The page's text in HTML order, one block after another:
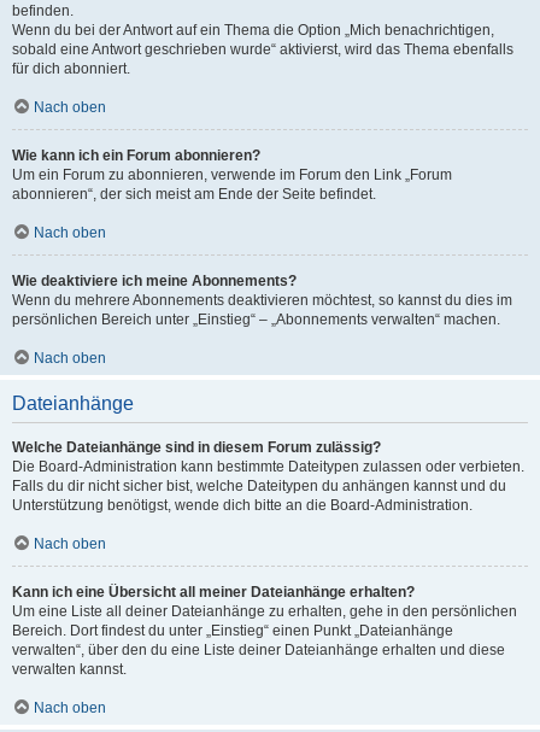
befinden.
Wenn du bei der Antwort auf ein Thema die Option „Mich benachrichtigen,
sobald eine Antwort geschrieben wurde“ aktivierst, wird das Thema ebenfalls
für dich abonniert.
Nach oben
Wie kann ich ein Forum abonnieren?
Um ein Forum zu abonnieren, verwende im Forum den Link „Forum
abonnieren“, der sich meist am Ende der Seite befindet.
Nach oben
Wie deaktiviere ich meine Abonnements?
Wenn du mehrere Abonnements deaktivieren möchtest, so kannst du dies im
persönlichen Bereich unter „Einstieg“ – „Abonnements verwalten“ machen.
Nach oben
Dateianhänge
Welche Dateianhänge sind in diesem Forum zulässig?
Die Board-Administration kann bestimmte Dateitypen zulassen oder verbieten.
Falls du dir nicht sicher bist, welche Dateitypen du anhängen kannst und du
Unterstützung benötigst, wende dich bitte an die Board-Administration.
Nach oben
Kann ich eine Übersicht all meiner Dateianhänge erhalten?
Um eine Liste all deiner Dateianhänge zu erhalten, gehe in den persönlichen
Bereich. Dort findest du unter „Einstieg“ einen Punkt „Dateianhänge
verwalten“, über den du eine Liste deiner Dateianhänge erhalten und diese
verwalten kannst.
Nach oben